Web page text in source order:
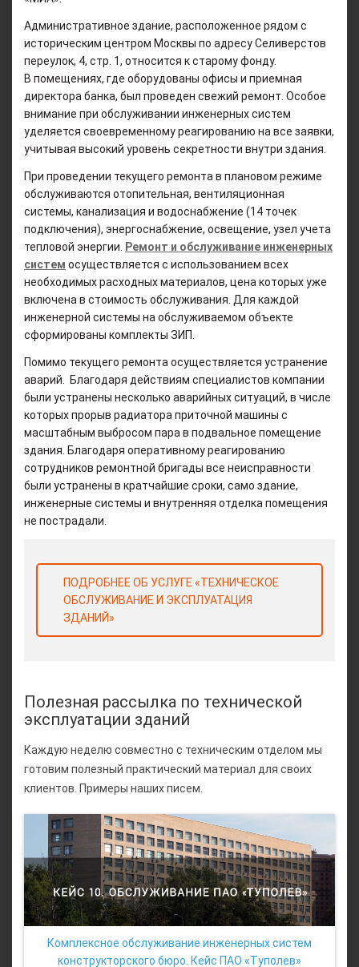
Административное здание, расположенное рядом с
историческим центром Москвы по адресу Селиверстов
переулок, 4, стр. 1, относится к старому фонду.
В помещениях, где оборудованы офисы и приемная
директора банка, был проведен свежий ремонт. Особое
внимание при обслуживании инженерных систем
уделяется своевременному реагированию на все заявки,
учитывая высокий уровень секретности внутри здания.
При проведении текущего ремонта в плановом режиме
обслуживаются отопительная, вентиляционная
системы, канализация и водоснабжение (14 точек
подключения), энергоснабжение, освещение, узел учета
тепловой энергии. Ремонт и обслуживание инженерных
систем осуществляется с использованием всех
необходимых расходных материалов, цена которых уже
включена в стоимость обслуживания. Для каждой
инженерной системы на обслуживаемом объекте
сформированы комплекты ЗИП.
Помимо текущего ремонта осуществляется устранение
аварий. Благодаря действиям специалистов компании
были устранены несколько аварийных ситуаций, в числе
которых прорыв радиатора приточной машины с
масштабным выбросом пара в подвальное помещение
здания. Благодаря оперативному реагированию
сотрудников ремонтной бригады все неисправности
были устранены в кратчайшие сроки, само здание,
инженерные системы и внутренняя отделка помещения
не пострадали.
ПОДРОБНЕЕ ОБ УСЛУГЕ «ТЕХНИЧЕСКОЕ
ОБСЛУЖИВАНИЕ И ЭКСПЛУАТАЦИЯ
ЗДАНИЙ»
Полезная рассылка по технической
эксплуатации зданий
Каждую неделю совместно с техническим отделом мы
готовим полезный практический материал для своих
клиентов. Примеры наших писем.
Комплексное обслуживание инженерных систем
конструкторского бюро. Кейс ПАО «Туполев»